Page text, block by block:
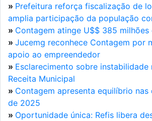
» Prefeitura reforça fiscalização de
amplia participação da população
» Contagem atinge U$$ 385
» Jucemg reconhece Contagem por
apoio ao empreendedor
» Esclarecimento sobre instabilidade
Receita Municipal
» Contagem apresenta equilíbrio
de 2025
» Oportunidade única: Refis libera